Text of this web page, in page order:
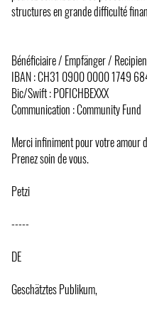
structures en grande difficulté
Bénéficiaire / Empfänger /
IBAN : CH31 0900 0000 1749
Bic/Swift : POFICHBEXXX
Communication : Community Fund
Merci infiniment pour votre amour
Prenez soin de vous.
Petzi
-----
DE
Geschätztes Publikum,